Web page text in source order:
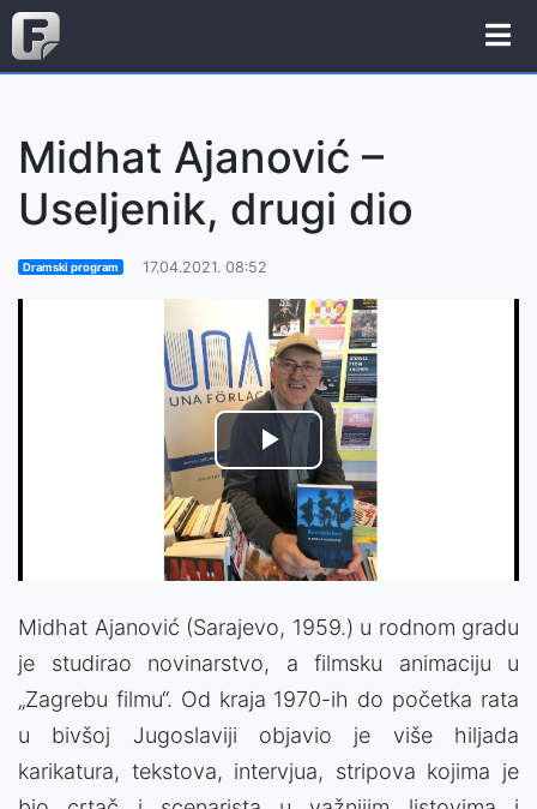
Midhat Ajanović –
Useljenik, drugi dio
Dramski program 17.04.2021. 08:52
Play
Video
Midhat Ajanović (Sarajevo, 1959.) u rodnom gradu
je studirao novinarstvo, a filmsku animaciju u
„Zagrebu filmu“. Od kraja 1970-ih do početka rata
u bivšoj Jugoslaviji objavio je više hiljada
karikatura, tekstova, intervjua, stripova kojima je